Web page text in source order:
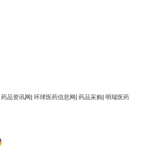
药品资讯网| 环球医药信息网| 药品采购| 明瑞医药